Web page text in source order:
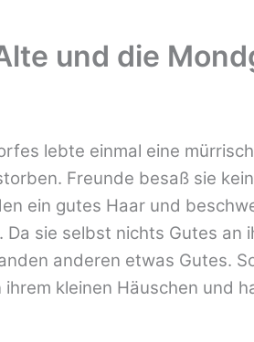
und die
lebte einmal eine
Freunde besaß sie
ein gutes Haar und
sie selbst nichts Gutes an
anderen etwas Gutes.
kleinen Häuschen und